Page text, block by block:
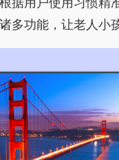
据用户使用习惯精
多功能，让老人小